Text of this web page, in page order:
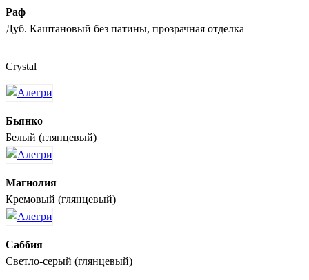
Раф
Дуб. Каштановый без патины, прозрачная отделка
Crystal
Бьянко
Белый (глянцевый)
Магнолия
Кремовый (глянцевый)
Саббия
Светло-серый (глянцевый)